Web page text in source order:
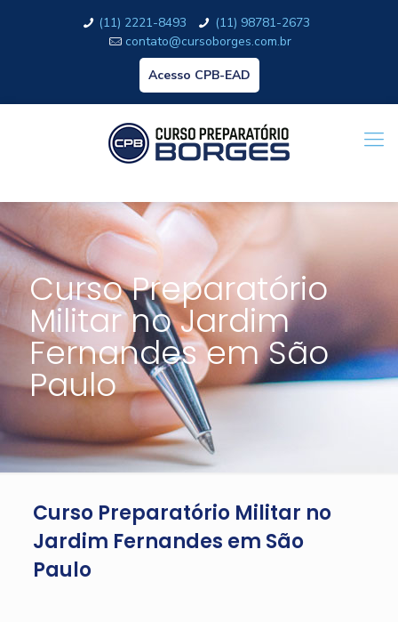
(11) 2221-8493
(11) 98781-2673
contato@cursoborges.com.br
Acesso CPB-EAD
Curso Preparatório
Militar no Jardim
Fernandes em São
Paulo
Curso Preparatório Militar no
Jardim Fernandes em São
Paulo